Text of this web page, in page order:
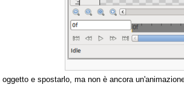
e spostarlo, ma non è ancora